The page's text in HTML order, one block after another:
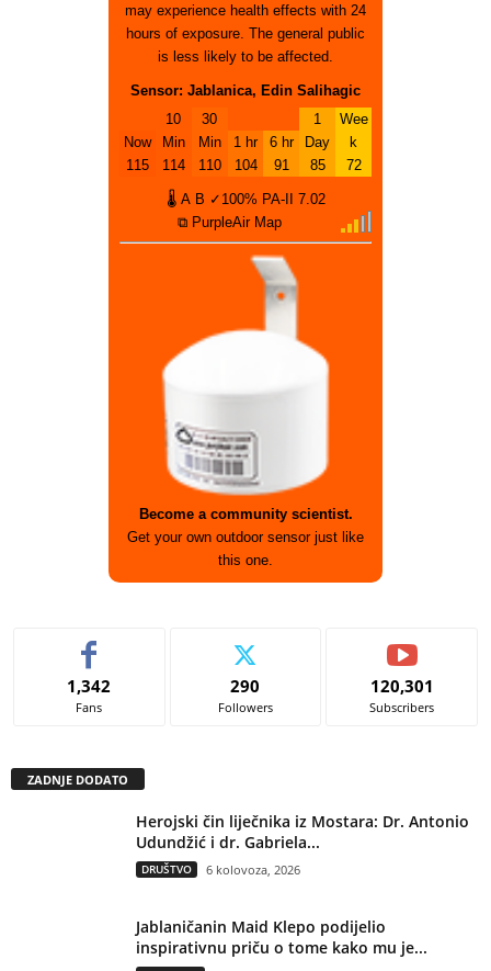
may experience health effects with 24
hours of exposure. The general public
is less likely to be affected.
Sensor: Jablanica, Edin Salihagic
Now
115
10
Min
114
30
Min
110
1 hr
104
6 hr
91
1
Day
85
Wee
k
72
🌡 A B ✓100% PA-II
7.02
⧉ PurpleAir Map
Become a community scientist.
Get your own outdoor sensor just like
this one.
1,342
Fans
290
Followers
120,301
Subscribers
ZADNJE DODATO
Herojski čin liječnika iz Mostara: Dr. Antonio
Udundžić i dr. Gabriela...
DRUŠTVO 6 kolovoza, 2026
Jablaničanin Maid Klepo podijelio
inspirativnu priču o tome kako mu je...